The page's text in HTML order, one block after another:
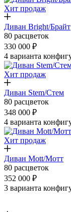
Хит продаж
Диван Bright/Брайт
80 расцветок
330 000 ₽
4 варианта
Хит продаж
Диван Stem/Стем
80 расцветок
348 000 ₽
4 варианта
Хит продаж
Диван Mott/Мотт
80 расцветок
352 000 ₽
3 варианта